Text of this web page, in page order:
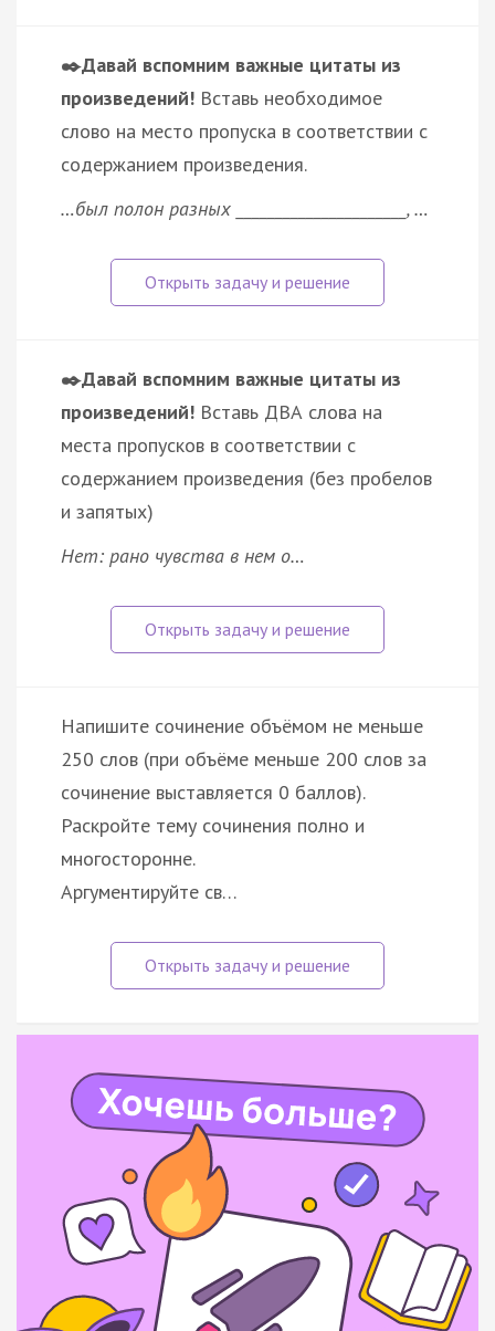
✒️Давай вспомним важные цитаты из
произведений! Вставь необходимое
слово на место пропуска в соответствии с
содержанием произведения.
…был полон разных ______________________, …
✒️Давай вспомним важные цитаты из
произведений! Вставь ДВА слова на
места пропусков в соответствии с
содержанием произведения (без пробелов
и запятых)
Нет: рано чувства в нем о…
Напишите сочинение объёмом не меньше
250 слов (при объёме меньше 200 слов за
сочинение выставляется 0 баллов).
Раскройте тему сочинения полно и
многосторонне.
Аргументируйте св…